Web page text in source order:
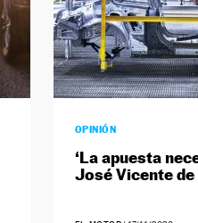
OPINIÓN
‘La apuesta
José Vicente